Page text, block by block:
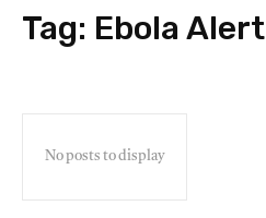
Tag: Ebola Alert
No posts to display